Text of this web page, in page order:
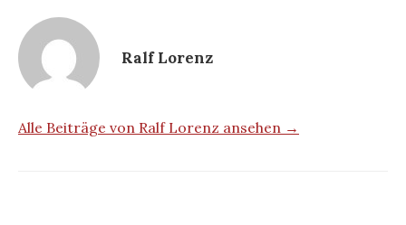
Ralf Lorenz
Alle Beiträge von Ralf Lorenz ansehen →